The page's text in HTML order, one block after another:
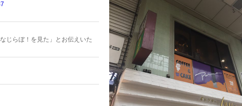
じらぼ！を見た」とお伝えいた